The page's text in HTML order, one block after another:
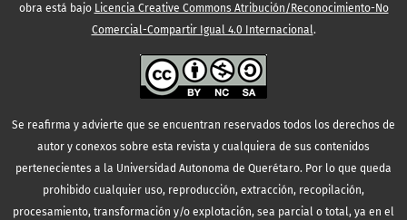
obra está bajo Licencia Creative Commons Atribución/Reconocimiento-No
Comercial-Compartir Igual 4.0 Internacional.
Se reafirma y advierte que se encuentran reservados todos los derechos de
autor y conexos sobre esta revista y cualquiera de sus contenidos
pertenecientes a la Universidad Autonoma de Querétaro. Por lo que queda
prohibido cualquier uso, reproducción, extracción, recopilación,
procesamiento, transformación y/o explotación, sea parcial o total, ya en el